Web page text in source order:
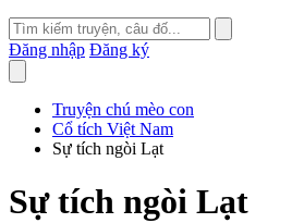
Đăng nhập Đăng ký
Truyện chú mèo con
Cổ tích Việt Nam
Sự tích ngòi Lạt
Sự tích ngòi Lạt